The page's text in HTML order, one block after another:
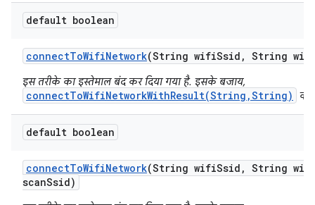
default boolean
connectToWifiNetwork(String wifiSsid , String wifi
इस तरीके का इस्तेमाल बंद कर दिया गया है. इसके बजाय,
connectToWifiNetworkWithResult(String,String) का
default boolean
connectToWifiNetwork(String wifiSsid , String wifi
scanSsid)